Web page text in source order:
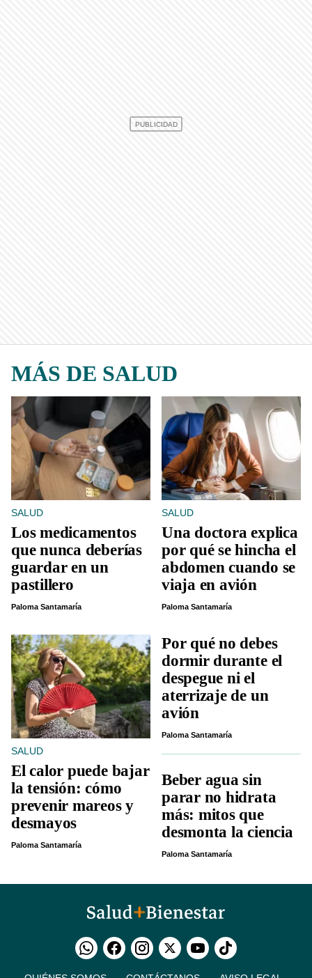
MÁS DE SALUD
SALUD
Los medicamentos
que nunca deberías
guardar en un
pastillero
Paloma Santamaría
SALUD
Una doctora explica
por qué se hincha el
abdomen cuando se
viaja en avión
Paloma Santamaría
SALUD
El calor puede bajar
la tensión: cómo
prevenir mareos y
desmayos
Paloma Santamaría
Por qué no debes
dormir durante el
despegue ni el
aterrizaje de un
avión
Paloma Santamaría
Beber agua sin
parar no hidrata
más: mitos que
desmonta la ciencia
Paloma Santamaría